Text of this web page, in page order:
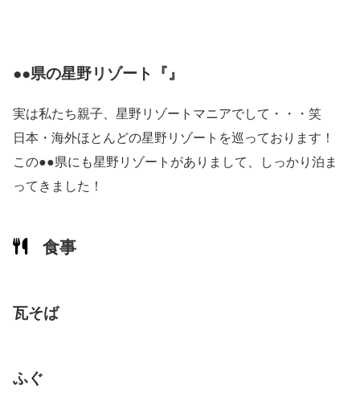
●●県の星野リゾート『』
実は私たち親子、星野リゾートマニアでして・・・笑
日本・海外ほとんどの星野リゾートを巡っております！
この●●県にも星野リゾートがありまして、しっかり泊ま
ってきました！
食事
瓦そば
ふぐ